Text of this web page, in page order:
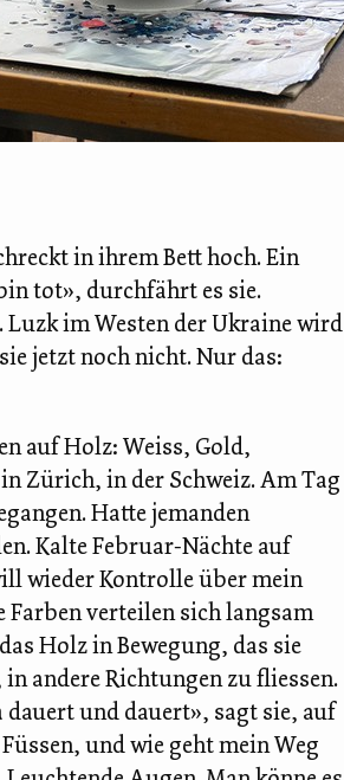
in ihrem Bett hoch. Ein
tot», durchfährt es sie.
im Westen der Ukraine wird
jetzt noch nicht. Nur das:
auf Holz: Weiss, Gold,
Zürich, in der Schweiz. Am Tag
Hatte jemanden
Kalte Februar-Nächte auf
wieder Kontrolle über mein
verteilen sich langsam
Holz in Bewegung, das sie
andere Richtungen zu fliessen.
und dauert», sagt sie, auf
und wie geht mein Weg